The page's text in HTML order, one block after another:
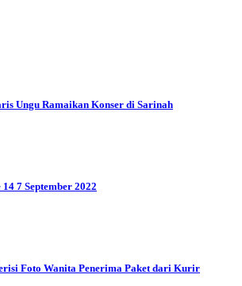
Ungu Ramaikan Konser di Sarinah
7 September 2022
Foto Wanita Penerima Paket dari Kurir